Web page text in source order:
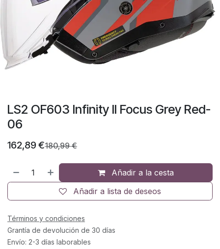
LS2 OF603 Infinity II Focus Grey Red-
06
162,89€180,99€
Añadir a la cesta
Añadir a lista de deseos
Términos y condiciones
Grantía de devolución de 30 días
Envío: 2-3 días laborables